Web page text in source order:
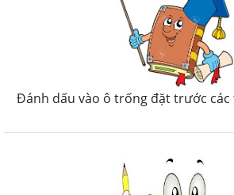
Đánh dấu vào ô trống đặt trước các